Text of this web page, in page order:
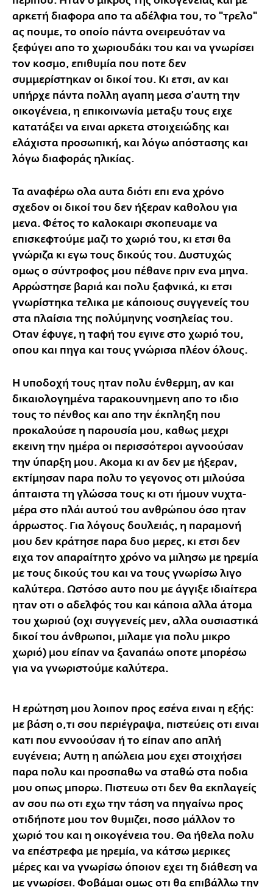
αρκετή διαφορα απο τα αδέλφια του, το "τρελο"
ας πουμε, το οποίο πάντα ονειρευόταν να
ξεφύγει απο το χωριουδάκι του και να γνωρίσει
τον κοσμο, επιθυμία που ποτε δεν
συμμερίστηκαν οι δικοί του. Κι ετσι, αν και
υπήρχε πάντα πολλη αγαπη μεσα σ'αυτη την
οικογένεια, η επικοινωνία μεταξυ τους ειχε
κατατάξει να ειναι αρκετα στοιχειώδης και
ελάχιστα προσωπική, και λόγω απόστασης και
λόγω διαφοράς ηλικίας.
Τα αναφέρω ολα αυτα διότι επι ενα χρόνο
σχεδον οι δικοί του δεν ήξεραν καθολου για
μενα. Φέτος το καλοκαιρι σκοπευαμε να
επισκεφτούμε μαζι το χωριό του, κι ετσι θα
γνώριζα κι εγω τους δικούς του. Δυστυχώς
ομως ο σύντροφος μου πέθανε πριν ενα μηνα.
Αρρώστησε βαριά και πολυ ξαφνικά, κι ετσι
γνωρίστηκα τελικα με κάποιους συγγενείς του
στα πλαίσια της πολύμηνης νοσηλείας του.
Οταν έφυγε, η ταφή του εγινε στο χωριό του,
οπου και πηγα και τους γνώρισα πλέον όλους.
Η υποδοχή τους ηταν πολυ ένθερμη, αν και
δικαιολογημένα ταρακουνημενη απο το ιδιο
τους το πένθος και απο την έκπληξη που
προκαλούσε η παρουσία μου, καθως μεχρι
εκεινη την ημέρα οι περισσότεροι αγνοούσαν
την ύπαρξη μου. Ακομα κι αν δεν με ήξεραν,
εκτίμησαν παρα πολυ το γεγονος οτι μιλούσα
άπταιστα τη γλώσσα τους κι οτι ήμουν νυχτα-
μέρα στο πλάι αυτού του ανθρώπου όσο ηταν
άρρωστος. Για λόγους δουλειάς, η παραμονή
μου δεν κράτησε παρα δυο μερες, κι ετσι δεν
ειχα τον απαραίτητο χρόνο να μιλησω με ηρεμία
με τους δικούς του και να τους γνωρίσω λιγο
καλύτερα. Ωστόσο αυτο που με άγγιξε ιδιαίτερα
ηταν οτι ο αδελφός του και κάποια αλλα άτομα
του χωριού (οχι συγγενείς μεν, αλλα ουσιαστικά
δικοί του άνθρωποι, μιλαμε για πολυ μικρο
χωριό) μου είπαν να ξαναπάω οποτε μπορέσω
για να γνωριστούμε καλύτερα.
Η ερώτηση μου λοιπον προς εσένα ειναι η εξής:
με βάση ο,τι σου περιέγραψα, πιστεύεις οτι ειναι
κατι που εννοούσαν ή το είπαν απο απλή
ευγένεια; Αυτη η απώλεια μου εχει στοιχήσει
παρα πολυ και προσπαθω να σταθώ στα ποδια
μου οπως μπορω. Πιστευω οτι δεν θα εκπλαγείς
αν σου πω οτι εχω την τάση να πηγαίνω προς
οτιδήποτε μου τον θυμιζει, ποσο μάλλον το
χωριό του και η οικογένεια του. Θα ήθελα πολυ
να επέστρεφα με ηρεμία, να κάτσω μερικες
μέρες και να γνωρίσω όποιον εχει τη διάθεση να
με γνωρίσει. Φοβάμαι ομως οτι θα επιβάλλω την